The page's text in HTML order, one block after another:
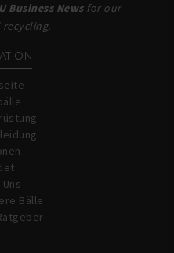
Business Newsfor our
Bälle